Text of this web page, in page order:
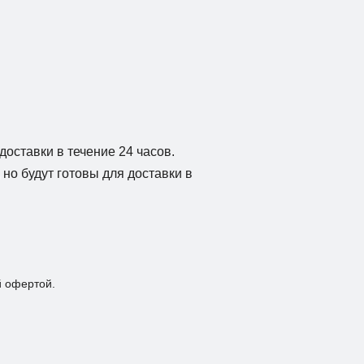
в течение 24 часов.
будут готовы для доставки в
офертой.